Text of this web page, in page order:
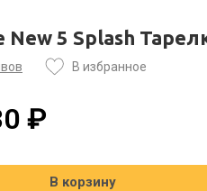
New 5 Splash
В избранное
₽
В корзину